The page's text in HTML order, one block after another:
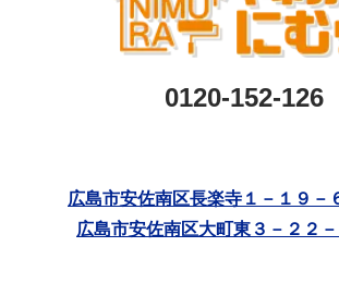
0120-152-126
広島市安佐南区長楽寺１－１９－
広島市安佐南区大町東３－２２